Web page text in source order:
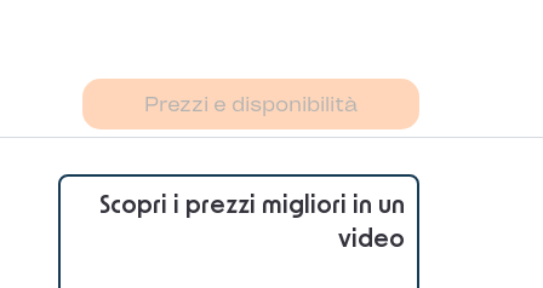
Prezzi e disponibilità
Scopri i prezzi migliori in un
video